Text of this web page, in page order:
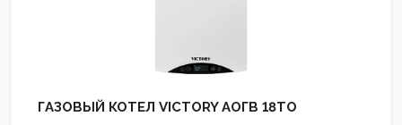
ГАЗОВЫЙ КОТЕЛ VICTORY АОГВ 18TО